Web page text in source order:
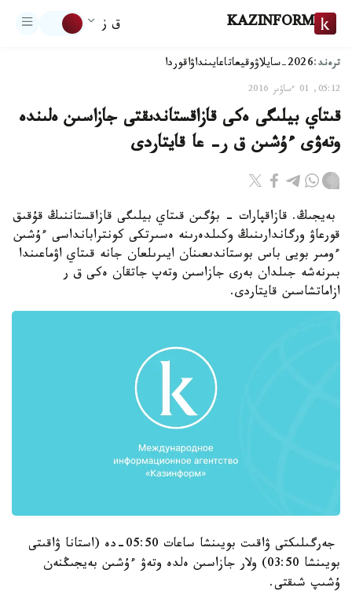
KAZINFORM ق ز
ترەند:2026-سايلاۋ وقيعاتاعايىنداۋاقوردا
05:12, 01 ءساۋىر 2016
قىتاي بيلىگى ەكى قازاقستاندىقتى جازاسىن ەلىندە
وتەۋى ءۇشىن ق ر- عا قايتاردى
بەيجىڭ. قازاقپارات - بۇگىن قىتاي بيلىگى قازاقستاننىڭ قۇقىق
قورعاۋ ورگاندارىنىڭ وكىلدەرىنە ەسىرتكى كونترابانداسى ءۇشىن
ءومىر بويى باس بوستاندىعىنان ايىرىلعان جانە قىتاي اۋماعىندا
بىرنەشە جىلدان بەرى جازاسىن وتەپ جاتقان ەكى ق ر
ازاماتشاسىن قايتاردى.
جەرگىلىكتى ۋاقىت بويىنشا ساعات 05:50-دە (استانا ۋاقىتى
بويىنشا 03:50) ولار جازاسىن ەلدە وتەۋ ءۇشىن بەيجىڭنەن
ۇشىپ شىقتى.